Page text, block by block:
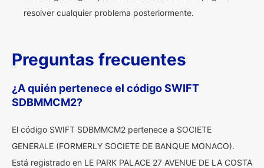
resolver cualquier problema posteriormente.
Preguntas frecuentes
¿A quién pertenece el código SWIFT
SDBMMCM2?
El código SWIFT SDBMMCM2 pertenece a SOCIETE
GENERALE (FORMERLY SOCIETE DE BANQUE MONACO).
Está registrado en LE PARK PALACE 27 AVENUE DE LA COSTA